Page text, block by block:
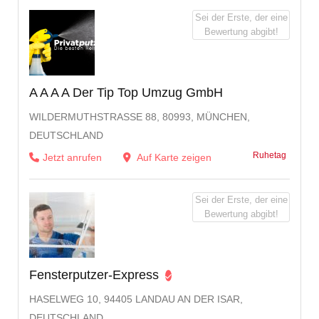
A A A A Der Tip Top Umzug GmbH
WILDERMUTHSTRASSE 88, 80993, MÜNCHEN, D
EUTSCHLAND
Jetzt anrufen
Auf Karte zeigen Ruhetag
Sei der Erste, der eine
Bewertung abgibt!
Fensterputzer-Express
HASELWEG 10, 94405 LANDAU AN DER ISAR,
Sei der Erste, der eine
Bewertung abgibt!